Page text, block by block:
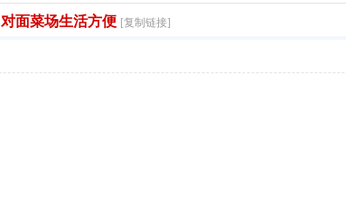
面菜场生活方便 [复制链接]